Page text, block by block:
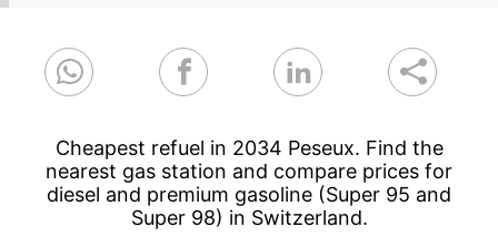
Cheapest refuel in 2034 Peseux. Find the
nearest gas station and compare prices for
diesel and premium gasoline (Super 95 and
Super 98) in Switzerland.